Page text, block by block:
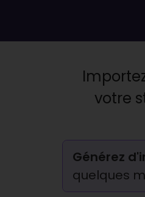
votre
Générez
quelques